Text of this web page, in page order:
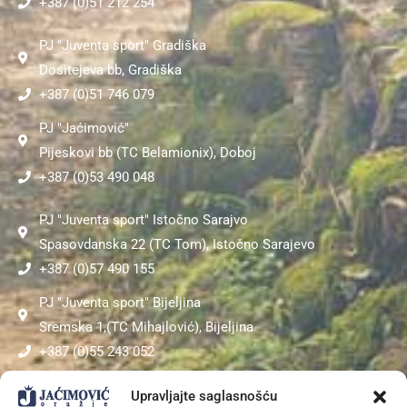
Upravljajte saglasnošću
PJ "Juventa sport" Gradiška
Dositejeva bb, Gradiška
+387 (0)51 746 079
PJ "Jaćimović"
Pijeskovi bb (TC Belamionix), Doboj
+387 (0)53 490 048
PJ "Juventa sport" Istočno Sarajvo
Spasovdanska 22 (TC Tom), Istočno Sarajevo
+387 (0)57 490 155
PJ "Juventa sport" Bijeljina
Sremska 1,(TC Mihajlović), Bijeljina
+387 (0)55 243 052
PJ "Sokol"